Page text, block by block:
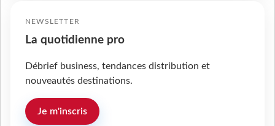
NEWSLETTER
La quotidienne pro
Débrief business, tendances distribution et
nouveautés destinations.
Je m'inscris